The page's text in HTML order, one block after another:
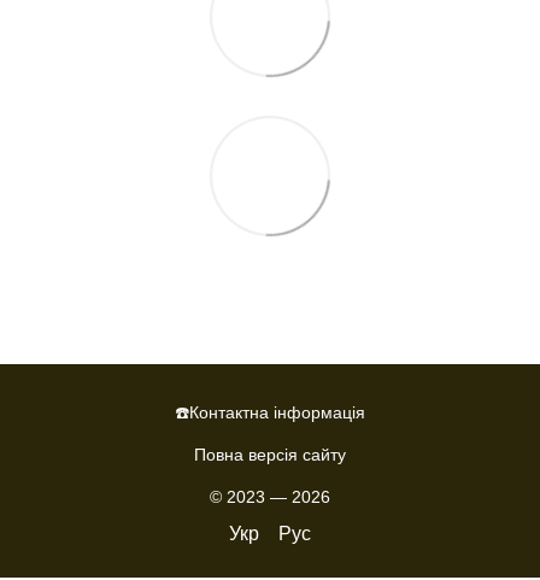
☎️Контактна інформація
Повна версія сайту
© 2023 — 2026
Укр Рус